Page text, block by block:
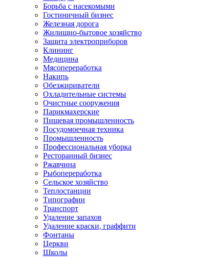
Борьба с насекомыми
Гостиничный бизнес
Железная дорога
Жилищно-бытовое хозяйство
Защита электроприборов
Клининг
Медицина
Мясопереработка
Накипь
Обезжириватели
Охладительные системы
Очистные сооружения
Парикмахерские
Пищевая промышленность
Посудомоечная техника
Промышленность
Профессиональная уборка
Ресторанный бизнес
Ржавчина
Рыбопереработка
Сельское хозяйство
Теплостанции
Типографии
Транспорт
Удаление запахов
Удаление краски, граффити
Фонтаны
Церкви
Школы